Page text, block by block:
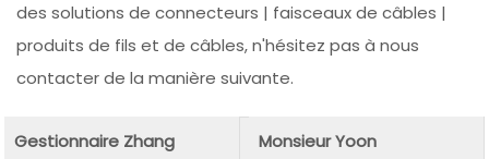
des solutions de connecteurs | faisceaux de câbles |
produits de fils et de câbles, n'hésitez pas à nous
contacter de la manière suivante.
Gestionnaire Zhang
Monsieur Yoon